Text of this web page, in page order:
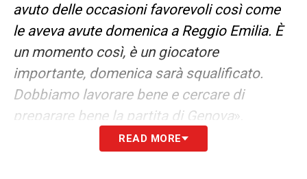
avuto delle occasioni favorevoli così come
le aveva avute domenica a Reggio Emilia. È
un momento così, è un giocatore
importante, domenica sarà squalificato.
Dobbiamo lavorare bene e cercare di
preparare bene la partita di Genova».
CONTEMPORANEITA’ –Hai ragione, ma
READ MORE